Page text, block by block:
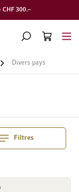
300.–
CHERCHERPANIER
Divers pays
Filtres